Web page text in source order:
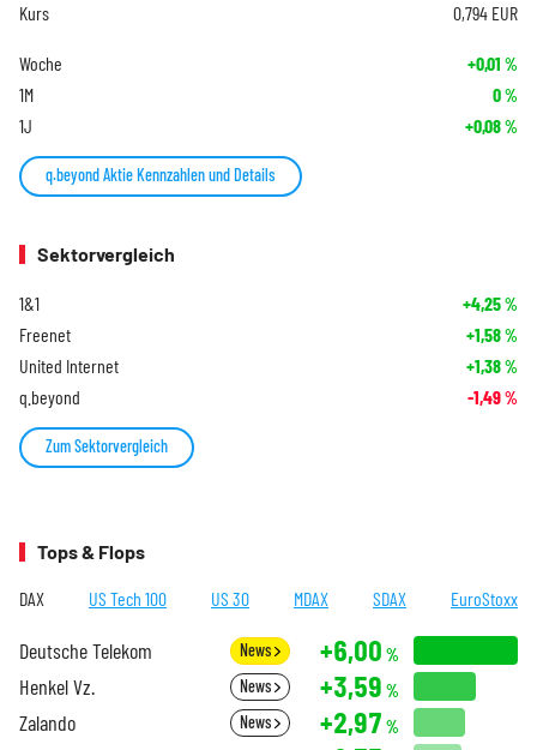
Kurs 0,794 EUR
Woche +0,01 %
1M 0%
1J +0,08%
q.beyond Aktie Kennzahlen und Details
Sektorvergleich
1&1 +4,25%
Freenet +1,58%
United Internet +1,38%
q.beyond -1,49%
Zum Sektorvergleich
Tops & Flops
DAX US Tech 100 US 30 MDAX SDAX EuroStoxx
Deutsche Telekom News +6,00 %
Henkel Vz. News +3,59 %
Zalando News +2,97 %